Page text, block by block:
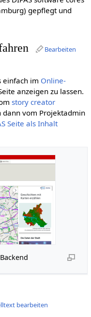
gepflegt und
Bearbeiten
einfach im Online-
anzeigen zu lassen.
story creator
vom Projektadmin
Seite als Inhalt
bearbeiten